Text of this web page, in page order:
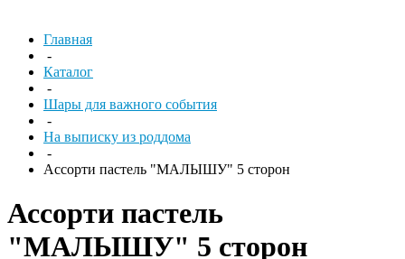
Главная
-
Каталог
-
Шары для важного события
-
На выписку из роддома
-
Ассорти пастель "МАЛЫШУ" 5 сторон
Ассорти пастель
"МАЛЫШУ" 5 сторон